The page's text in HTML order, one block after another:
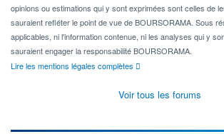
opinions ou estimations qui y sont exprimées sont celles de
sauraient refléter le point de vue de BOURSORAMA. Sous
applicables, ni l'information contenue, ni les analyses qui y
sauraient engager la responsabilité BOURSORAMA.
Lire les mentions légales complètes
Voir tous les forums